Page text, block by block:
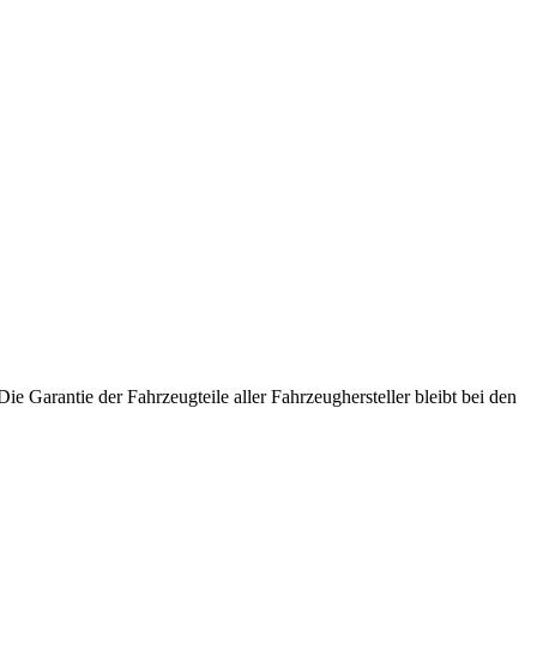
Garantie der Fahrzeugteile aller Fahrzeughersteller bleibt bei den